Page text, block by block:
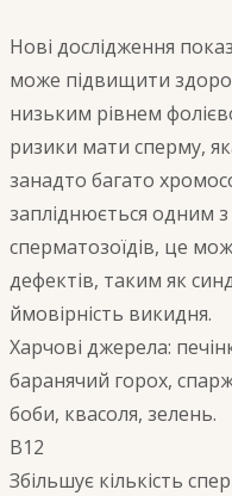
Нові дослідження
може підвищити
низьким рівнем
ризики мати сперму,
занадто багато
запліднюється одним
сперматозоїдів, це
дефектів, таким як
ймовірність викидня.
Харчові джерела:
баранячий горох,
боби, квасоля, зелень.
B12
Збільшує кількість